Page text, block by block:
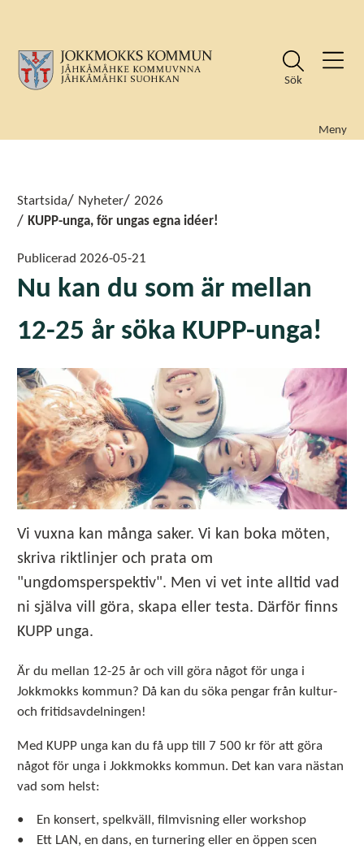
Sök
Meny
Startsida Nyheter
2026
KUPP-unga, för ungas egna idéer!
Nu kan du som är mellan
12-25 år söka KUPP-unga!
Publicerad 2026-05-21
Vi vuxna kan många saker. Vi kan boka möten,
skriva riktlinjer och prata om
"ungdomsperspektiv". Men vi vet inte alltid vad
ni själva vill göra, skapa eller testa. Därför finns
KUPP unga.
Är du mellan 12-25 år och vill göra något för unga i
Jokkmokks kommun? Då kan du söka pengar från kultur-
och fritidsavdelningen!
Med KUPP unga kan du få upp till 7 500 kr för att göra
något för unga i Jokkmokks kommun. Det kan vara nästan
vad som helst:
• En konsert, spelkväll, filmvisning eller workshop
• Ett LAN, en dans, en turnering eller en öppen scen